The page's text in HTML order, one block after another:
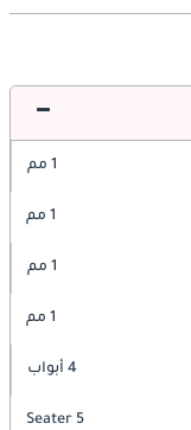
1 مم
1 مم
1 مم
1 مم
4 أبواب
5 Seater